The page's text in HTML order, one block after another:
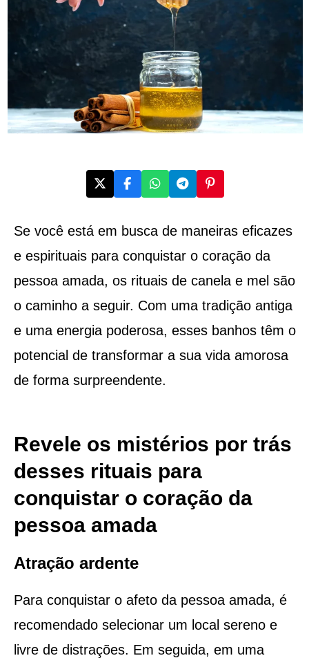
Se você está em busca de maneiras eficazes
e espirituais para conquistar o coração da
pessoa amada, os rituais de canela e mel são
o caminho a seguir. Com uma tradição antiga
e uma energia poderosa, esses banhos têm o
potencial de transformar a sua vida amorosa
de forma surpreendente.
Revele os mistérios por trás
desses rituais para
conquistar o coração da
pessoa amada
Atração ardente
Para conquistar o afeto da pessoa amada, é
recomendado selecionar um local sereno e
livre de distrações. Em seguida, em uma